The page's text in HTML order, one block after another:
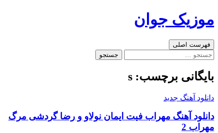
به
موزیک جوان
جست‌وجو
فهرست اصلی
جستجو
بایگانی برچسب: s
دانلود آهنگ جدید
دانلود آهنگ مهراب فیت ایمان نولاو و رضا گردشی مرگ
مهراب 2